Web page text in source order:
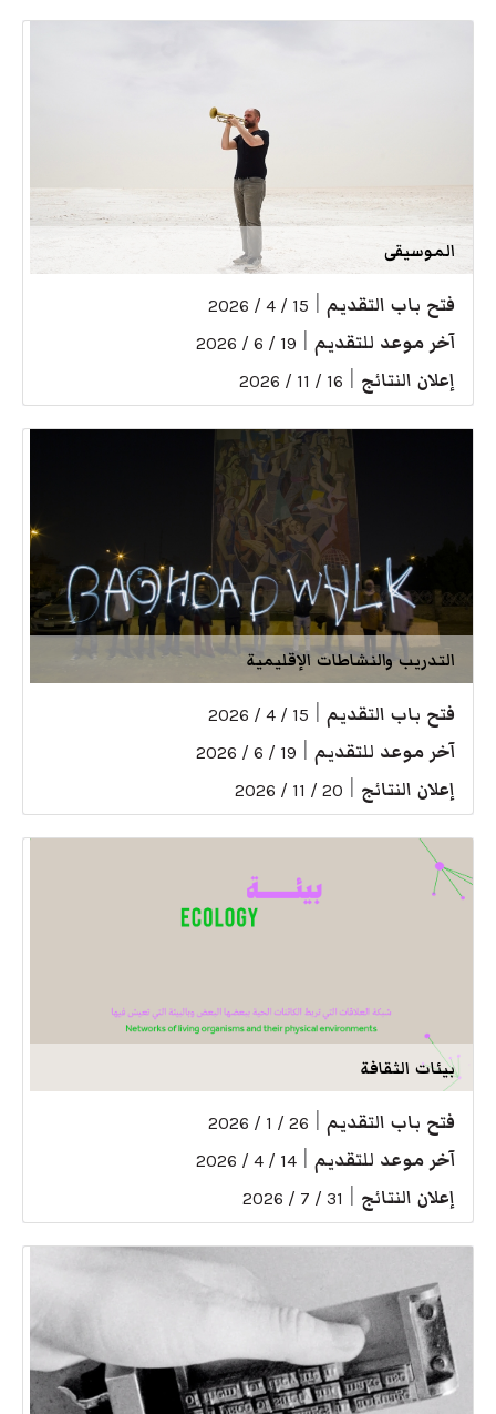
الموسيقى
فتح باب التقديم 15 / 4 / 2026
آخر موعد للتقديم 19 / 6 / 2026
إعلان النتائج 16 / 11 / 2026
التدريب والنشاطات الإقليمية
فتح باب التقديم 15 / 4 / 2026
آخر موعد للتقديم 19 / 6 / 2026
إعلان النتائج 20 / 11 / 2026
بيئات الثقافة
فتح باب التقديم 26 / 1 / 2026
آخر موعد للتقديم 14 / 4 / 2026
إعلان النتائج 31 / 7 / 2026